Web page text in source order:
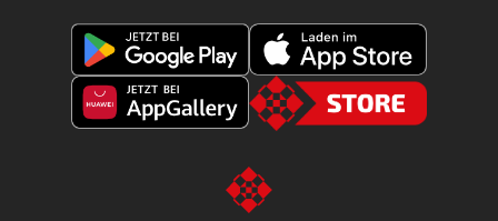
Fishing
Clash
Laden
Fishing
im
Apple
to
the